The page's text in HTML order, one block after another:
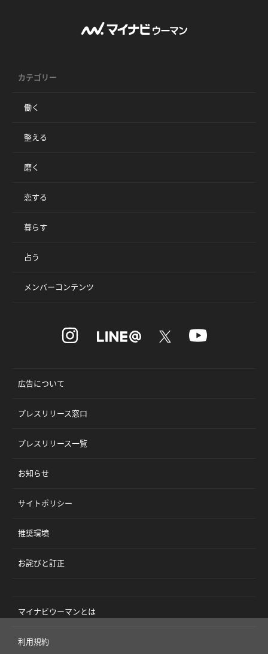
カテゴリー
働く
整える
磨く
恋する
暮らす
占う
メンバーコンテンツ
広告について
プレスリリース窓口
プレスリリース一覧
お知らせ
サイトポリシー
推奨環境
お詫びと訂正
マイナビウーマンとは
利用規約